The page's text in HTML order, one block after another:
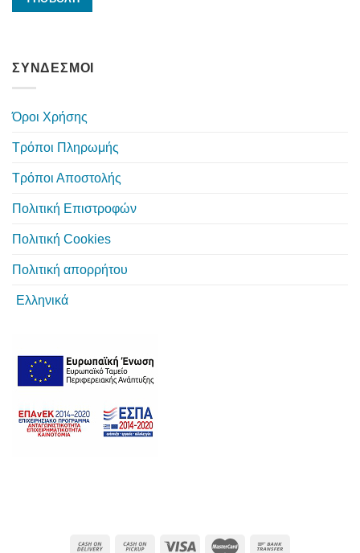
ΣΥΝΔΕΣΜΟΙ
Όροι Χρήσης
Τρόποι Πληρωμής
Τρόποι Αποστολής
Πολιτική Επιστροφών
Πολιτική Cookies
Πολιτική απορρήτου
Ελληνικά